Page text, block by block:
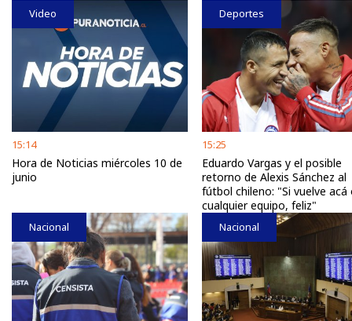
Video
15:14
Hora de Noticias miércoles 10 de
junio
Deportes
15:25
Eduardo Vargas y el posible
retorno de Alexis Sánchez al
fútbol chileno: "Si vuelve acá
cualquier equipo, feliz"
Nacional Nacional